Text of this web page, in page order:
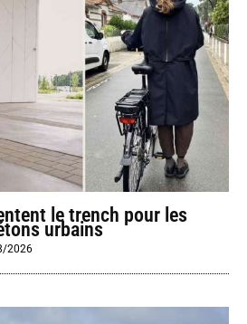
le trench pour les
urbains
2026